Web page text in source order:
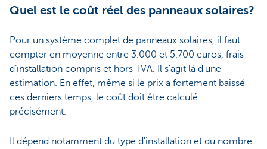
Quel est le coût réel des panneaux solaires?
Pour un système complet de panneaux solaires, il faut
compter en moyenne entre 3.000 et 5.700 euros, frais
d’installation compris et hors TVA. Il s'agit là d'une
estimation. En effet, même si le prix a fortement baissé
ces derniers temps, le coût doit être calculé
précisément.
Il dépend notamment du type d'installation et du nombre